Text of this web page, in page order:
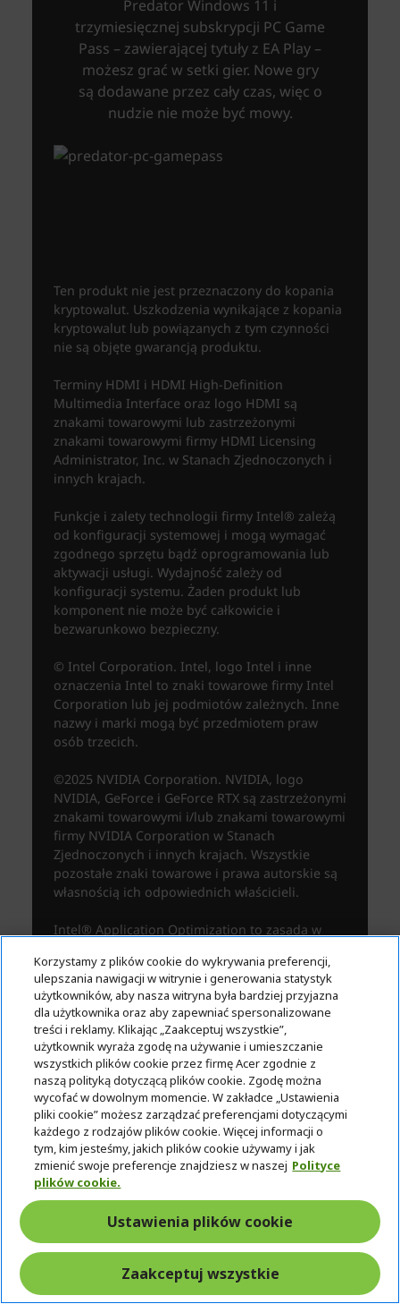
Korzystamy z plików cookie do wykrywania preferencji,
ulepszania nawigacji w witrynie i generowania statystyk
użytkowników, aby nasza witryna była bardziej przyjazna
dla użytkownika oraz aby zapewniać spersonalizowane
treści i reklamy. Klikając „Zaakceptuj wszystkie”,
użytkownik wyraża zgodę na używanie i umieszczanie
wszystkich plików cookie przez firmę Acer zgodnie z
naszą polityką dotyczącą plików cookie. Zgodę można
wycofać w dowolnym momencie. W zakładce „Ustawienia
pliki cookie” możesz zarządzać preferencjami dotyczącymi
każdego z rodzajów plików cookie. Więcej informacji o
tym, kim jesteśmy, jakich plików cookie używamy i jak
zmienić swoje preferencje znajdziesz w naszej Polityce
plików cookie.
Ustawienia plików cookie
Zaakceptuj wszystkie